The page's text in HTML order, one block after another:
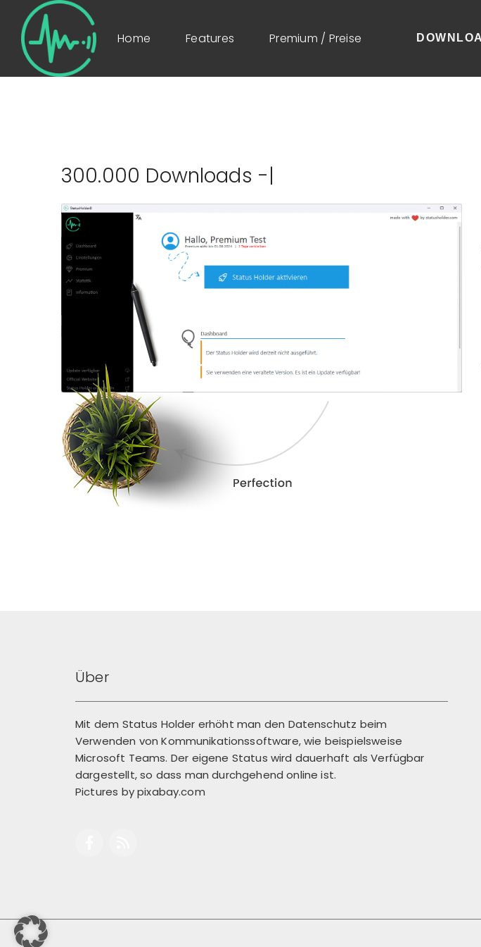
Home Features Premium / Preise
300.000 Downloads - T
Über
Mit dem Status Holder erhöht man den Datenschutz beim
Verwenden von Kommunikationssoftware, wie beispielsweise
Microsoft Teams. Der eigene Status wird dauerhaft als Verfügbar
dargestellt, so dass man durchgehend online ist.
Pictures bypixabay.com